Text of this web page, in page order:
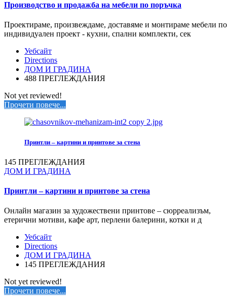
Производство и продажба на мебели по поръчка
Проектираме, произвеждаме, доставяме и монтираме мебели по
индивидуален проект - кухни, спални комплекти, сек
Уебсайт
Directions
ДОМ И ГРАДИНА
488 ПРЕГЛЕЖДАНИЯ
Not yet reviewed!
Прочети повече...
Принтли – картини и принтове за стена
145 ПРЕГЛЕЖДАНИЯ
ДОМ И ГРАДИНА
Принтли – картини и принтове за стена
Онлайн магазин за художествени принтове – сюрреализъм,
етерични мотиви, кафе арт, перлени балерини, котки и д
Уебсайт
Directions
ДОМ И ГРАДИНА
145 ПРЕГЛЕЖДАНИЯ
Not yet reviewed!
Прочети повече...